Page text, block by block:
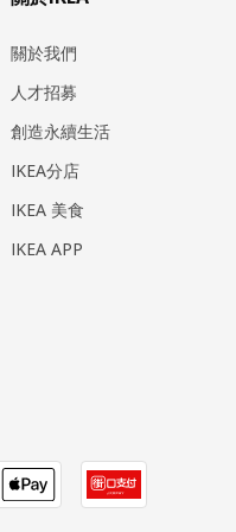
關於我們
人才招募
創造永續生活
IKEA分店
IKEA 美食
IKEA APP